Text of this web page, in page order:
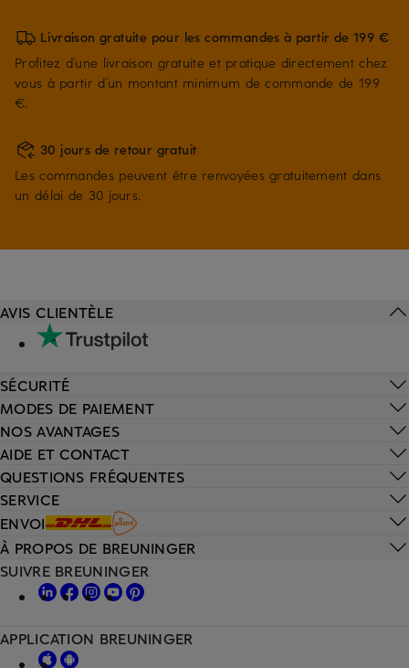
Livraison gratuite pour les commandes à partir de 199 €
Profitez d’une livraison gratuite et pratique directement chez
vous à partir d’un montant minimum de commande de 199
€.
30 jours de retour gratuit
Les commandes peuvent être renvoyées gratuitement dans
un délai de 30 jours.
AIDE ET CONTACT
QUESTIONS FRÉQUENTES
SERVICE
ENVOI
AVIS CLIENTÈLE
SÉCURITÉ
MODES DE PAIEMENT
NOS AVANTAGES
À PROPOS DE BREUNINGER
SUIVRE BREUNINGER
APPLICATION BREUNINGER